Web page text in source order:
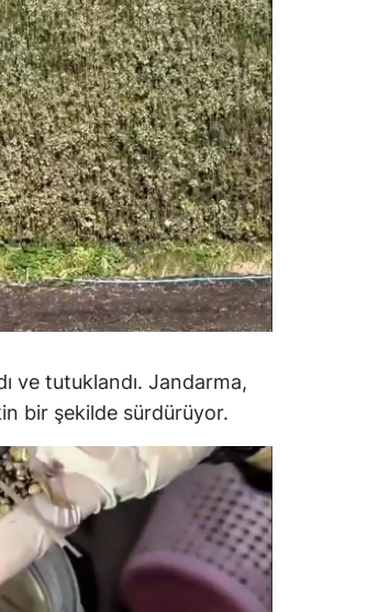
ve tutuklandı. Jandarma,
bir şekilde sürdürüyor.